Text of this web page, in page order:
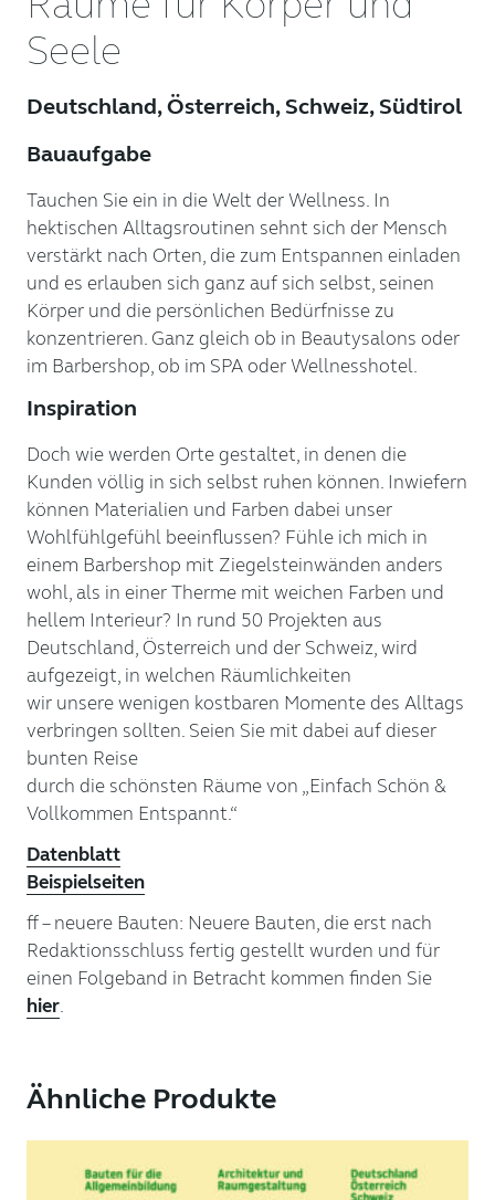
Seele
Deutschland, Österreich, Schweiz, Südtirol
Bauaufgabe
Tauchen Sie ein in die Welt der Wellness. In
hektischen Alltagsroutinen sehnt sich der Mensch
verstärkt nach Orten, die zum Entspannen einladen
und es erlauben sich ganz auf sich selbst, seinen
Körper und die persönlichen Bedürfnisse zu
konzentrieren. Ganz gleich ob in Beautysalons oder
im Barbershop, ob im SPA oder Wellnesshotel.
Inspiration
Doch wie werden Orte gestaltet, in denen die
Kunden völlig in sich selbst ruhen können. Inwiefern
können Materialien und Farben dabei unser
Wohlfühlgefühl beeinflussen? Fühle ich mich in
einem Barbershop mit Ziegelsteinwänden anders
wohl, als in einer Therme mit weichen Farben und
hellem Interieur? In rund 50 Projekten aus
Deutschland, Österreich und der Schweiz, wird
aufgezeigt, in welchen Räumlichkeiten
wir unsere wenigen kostbaren Momente des Alltags
verbringen sollten. Seien Sie mit dabei auf dieser
bunten Reise
durch die schönsten Räume von „Einfach Schön &
Vollkommen Entspannt.“
Datenblatt
Beispielseiten
ff – neuere Bauten: Neuere Bauten, die erst nach
Redaktionsschluss fertig gestellt wurden und für
einen Folgeband in Betracht kommen finden Sie
hier.
Ähnliche Produkte